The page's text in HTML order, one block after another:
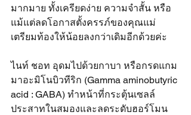
มากมาย ทั้งเครียดง่าย ความจำสั้น หรือ
แม้แต่ลดโอกาสตั้งครรภ์ของคุณแม่
เตรียมท้องให้น้อยลงกว่าเดิมอีกด้วยค่ะ
ไนท์ ชอท อุดมไปด้วยกาบา หรือกรดแกม
มาอะมิโนบิวทีริก (Gamma aminobutyric
acid : GABA) ทำหน้าที่กระตุ้นเซลล์
ประสาทในสมองและลดระดับฮอร์โมน